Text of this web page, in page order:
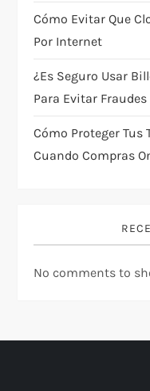
n
Cómo Evitar Que
Por Internet
¿Es Seguro Usar
Para Evitar Fraudes
Cómo Proteger Tus
Cuando Compras
No comments to